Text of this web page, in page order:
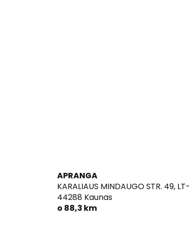
APRANGA
KARALIAUS MINDAUGO STR. 49, LT-
44288 Kaunas
o 88,3 km